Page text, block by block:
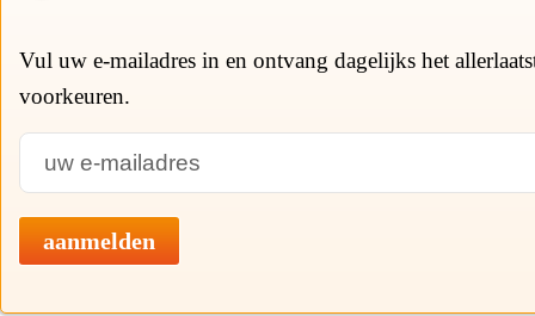
Vul uw e-mailadres in en ontvang dagelijks het
voorkeuren.
aanmelden